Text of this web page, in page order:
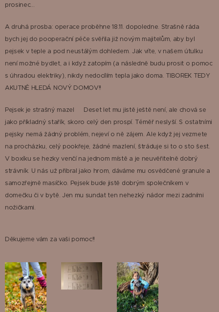
prosinec...
A druhá prosba: operace proběhne 18.11. dopoledne. Strašně ráda
bych jej do pooperační péče svěřila již novým majitelům, aby byl
pejsek v teple a pod neustálým dohledem. Jak víte, v našem útulku
není možné bydlet, a i když zatopím (a následně budu prosit o pomoc
s úhradou elektriky), nikdy nedocílím tepla jako doma. TIBOREK TEDY
AKUTNĚ HLEDÁ NOVÝ DOMOV!!
Pejsek je strašný mazel😊 Deset let mu jistě ještě není, ale chová se
jako příkladný stařík, skoro celý den prospí. Téměř neslyší. S ostatními
pejsky nemá žádný problém, nejeví o ně zájem. Ale když jej vezmete
na procházku, celý pookřeje, žádné mazlení, štráduje si to o sto šest.
V boxíku se hezky venčí na jednom místě a je neuvěřitelně dobrý
strávník. U nás už přibral jako hrom, dáváme mu osvědčené granule a
samozřejmě masíčko. Pejsek bude jistě dobrým společníkem v
domečku či v bytě. Jen mu sundat ten nehezký nádor mezi zadními
nožičkami.
Děkujeme vám za vaši pomoc!!